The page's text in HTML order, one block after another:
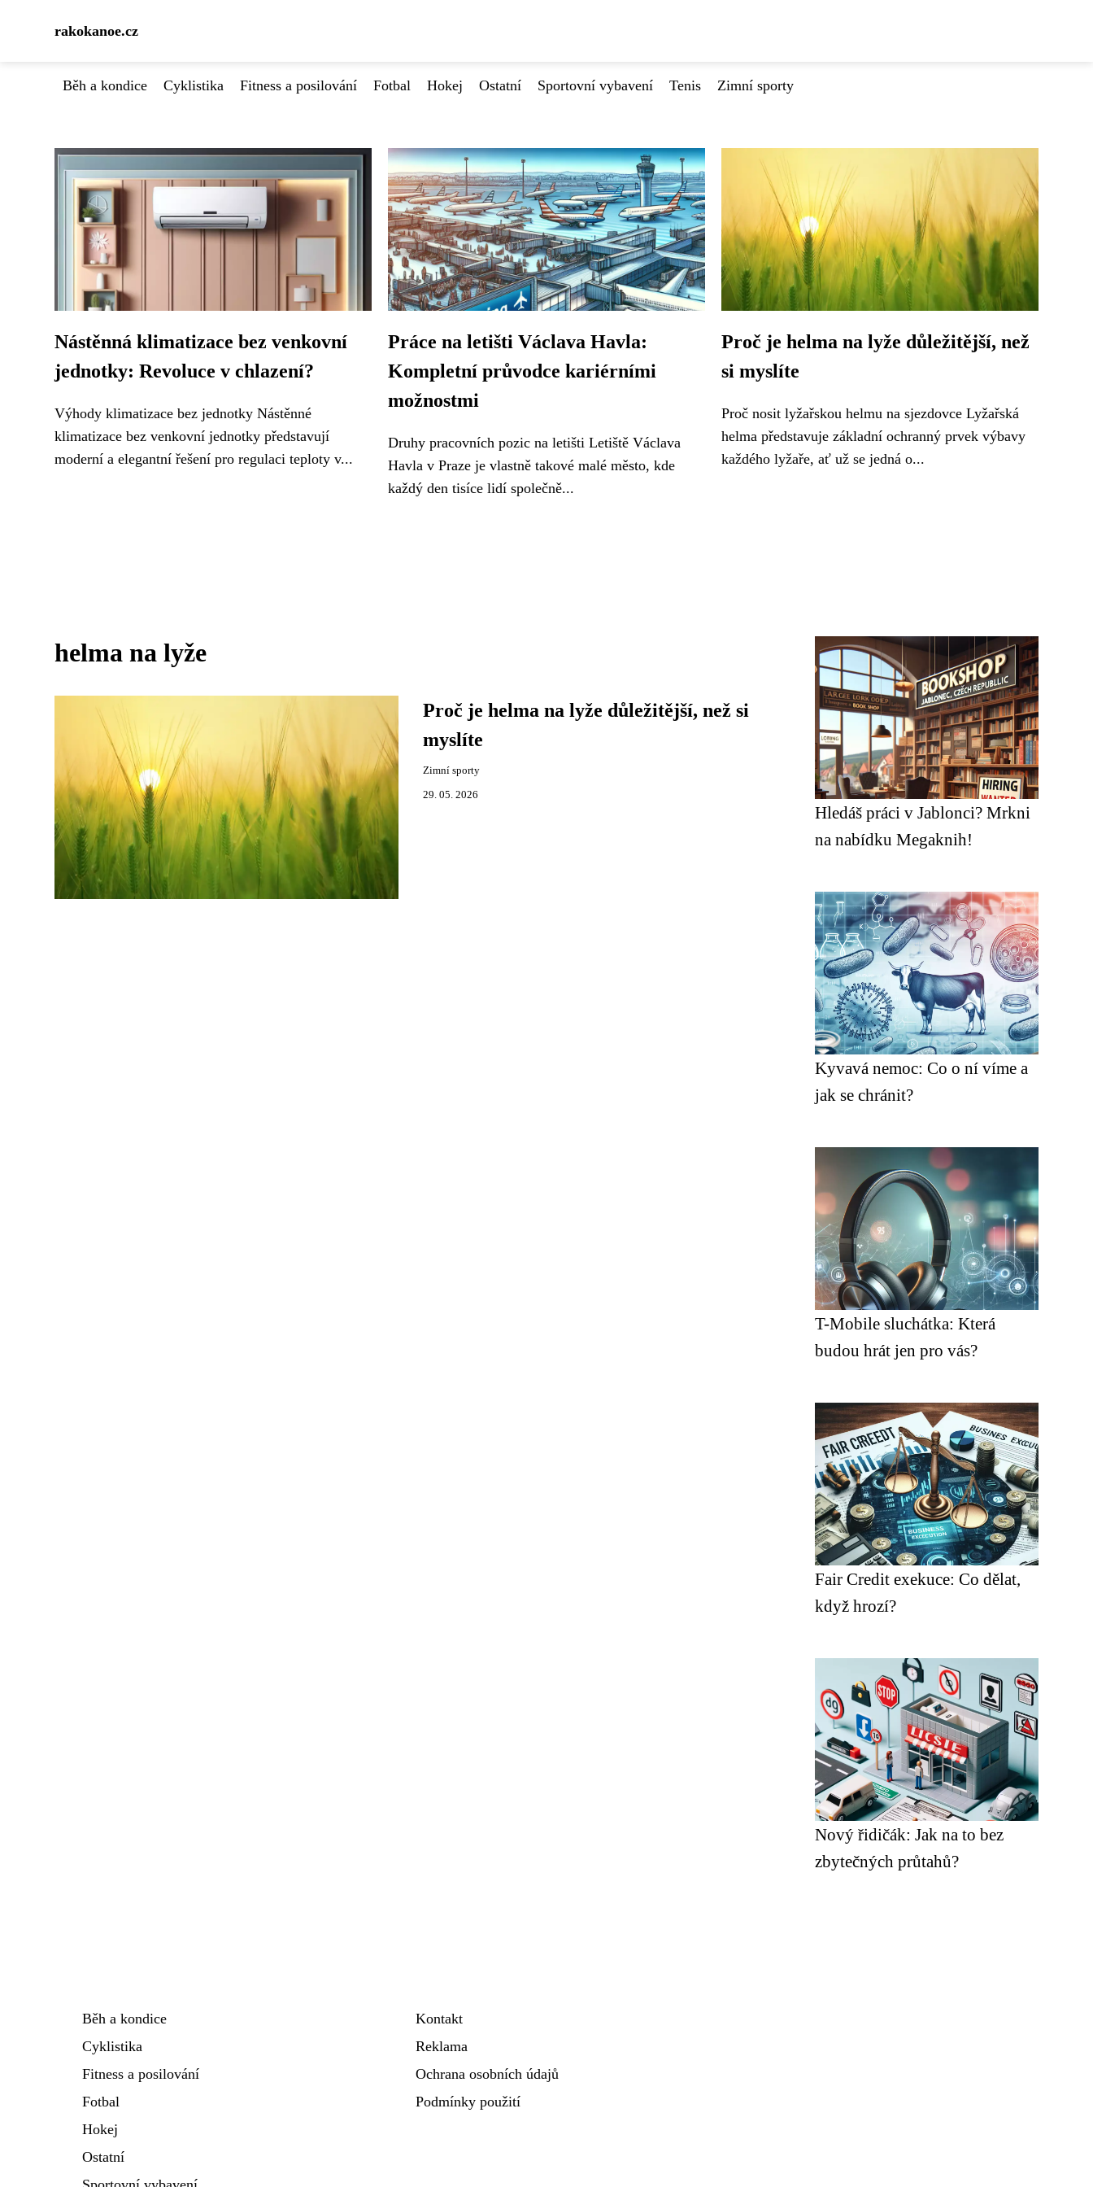
rakokanoe.cz
Běh a kondice Cyklistika Fitness a posilování Fotbal Hokej Ostatní Sportovní vybavení Tenis Zimní sporty
Nástěnná klimatizace bez venkovní
jednotky: Revoluce v chlazení?
Výhody klimatizace bez jednotky Nástěnné
klimatizace bez venkovní jednotky představují
moderní a elegantní řešení pro regulaci teploty v...
Práce na letišti Václava Havla:
Kompletní průvodce kariérními
možnostmi
Druhy pracovních pozic na letišti Letiště Václava
Havla v Praze je vlastně takové malé město, kde
každý den tisíce lidí společně...
Proč je helma na lyže důležitější, než
si myslíte
Proč nosit lyžařskou helmu na sjezdovce Lyžařská
helma představuje základní ochranný prvek výbavy
každého lyžaře, ať už se jedná o...
helma na lyže
Proč je helma na lyže důležitější, než si
myslíte
Zimní sporty
29. 05. 2026
Hledáš práci v Jablonci? Mrkni
na nabídku Megaknih!
Kyvavá nemoc: Co o ní víme a
jak se chránit?
T-Mobile sluchátka: Která
budou hrát jen pro vás?
Fair Credit exekuce: Co dělat,
když hrozí?
Nový řidičák: Jak na to bez
zbytečných průtahů?
Běh a kondice
Cyklistika
Fitness a posilování
Fotbal
Hokej
Ostatní
Kontakt
Reklama
Ochrana osobních údajů
Podmínky použití